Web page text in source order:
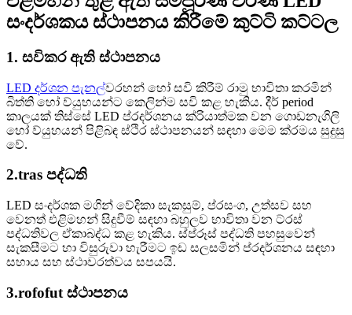
සංදර්ශකය ස්ථාපනය කිරීමේ කුට්ටි කට්ටල
1. සවිකර ඇති ස්ථාපනය
LED දර්ශන පැනල්වරහන් හෝ සවි කිරීම් රාමු භාවිතා කරමින්
බිත්ති හෝ ව්යුහයන්ට කෙලින්ම සවි කළ හැකිය. දීර් period
කාලයක් තිස්සේ LED ප්රදර්ශනය ක්රියාත්මක වන ගොඩනැගිලි
හෝ ව්යුහයන් පිළිබඳ ස්ථිර ස්ථාපනයන් සඳහා මෙම ක්රමය සුදුසු
වේ.
2.tras පද්ධති
LED සංදර්ශක මගින් වේදිකා සැකසුම්, ප්රසංග, උත්සව සහ
වෙනත් එළිමහන් සිදුවීම් සඳහා බහුලව භාවිතා වන ට්රස්
පද්ධතිවල ඒකාබද්ධ කළ හැකිය. ස්ප්රූස් පද්ධති පහසුවෙන්
සැකසීමට හා විසුරුවා හැරීමට ඉඩ සලසමින් ප්රදර්ශනය සඳහා
සහාය සහ ස්ථාවරත්වය සපයයි.
3.rofofut ස්ථාපනය